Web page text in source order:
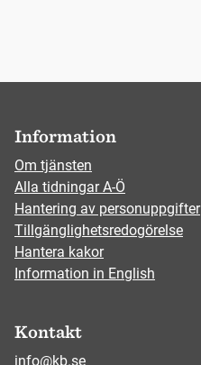
Information
Om tjänsten
Alla tidningar A-Ö
Hantering av personuppgifter
Tillgänglighetsredogörelse
Hantera kakor
Information in English
Kontakt
info@kb.se